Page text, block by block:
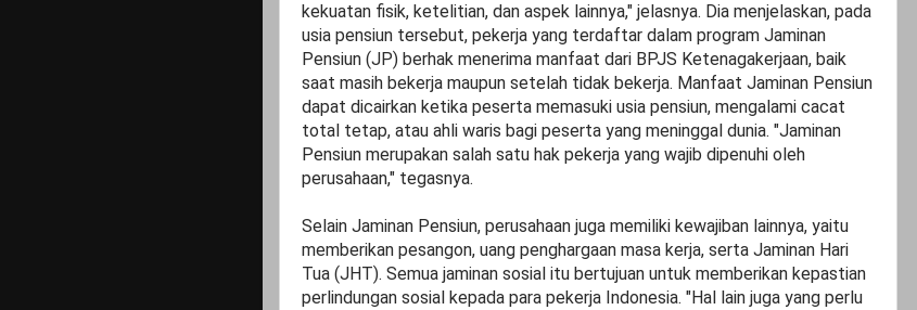
kekuatan fisik, ketelitian, dan aspek lainnya," jelasnya. Dia menjelaskan, pada
usia pensiun tersebut, pekerja yang terdaftar dalam program Jaminan
Pensiun (JP) berhak menerima manfaat dari BPJS Ketenagakerjaan, baik
saat masih bekerja maupun setelah tidak bekerja. Manfaat Jaminan Pensiun
dapat dicairkan ketika peserta memasuki usia pensiun, mengalami cacat
total tetap, atau ahli waris bagi peserta yang meninggal dunia. "Jaminan
Pensiun merupakan salah satu hak pekerja yang wajib dipenuhi oleh
perusahaan," tegasnya.
Selain Jaminan Pensiun, perusahaan juga memiliki kewajiban lainnya, yaitu
memberikan pesangon, uang penghargaan masa kerja, serta Jaminan Hari
Tua (JHT). Semua jaminan sosial itu bertujuan untuk memberikan kepastian
perlindungan sosial kepada para pekerja Indonesia. "Hal lain juga yang perlu